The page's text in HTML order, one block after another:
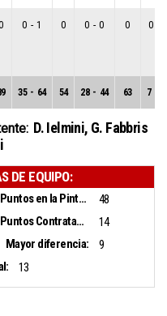
0 - 1 0 0 - 0 0 0
35 - 64 54 28 - 44 63 7
D. Ielmini, G. Fabbris
DE EQUIPO:
Puntos en la Pintura:
48
Puntos Contrataque:
14
Mayor diferencia:
9
13